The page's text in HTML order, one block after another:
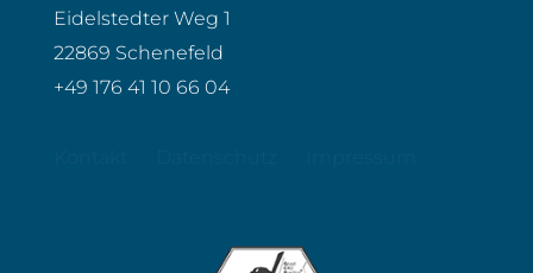
Eidelstedter Weg 1
22869 Schenefeld
+49 176 41 10 66 04